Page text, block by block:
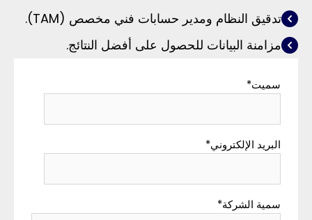
تدقيق النظام ومدير حسابات فني مخصص (TAM).
مزامنة البيانات للحصول على أفضل النتائج.
سميت*
البريد الإلكتروني*
سمية الشركة*